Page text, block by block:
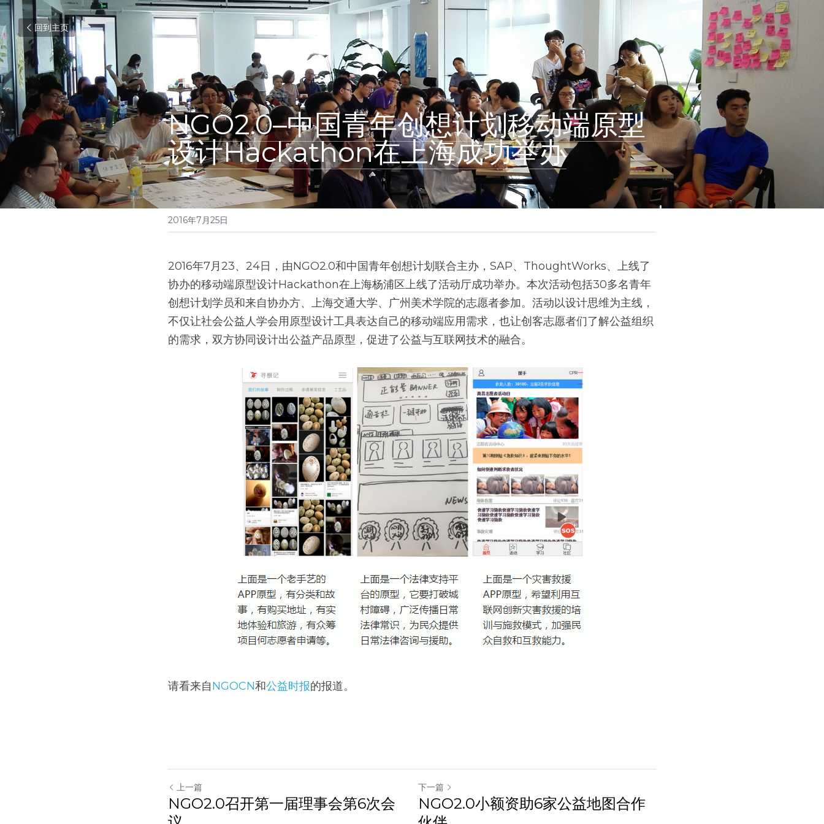
回到主页
NGO2.0–中国青年创想计划移动端原型
设计Hackathon在上海成功举办
2016年7月25日
2016年7月23、24日，由NGO2.0和中国青年创想计划联合主办，SAP、ThoughtWorks、上线了
协办的移动端原型设计Hackathon在上海杨浦区上线了活动厅成功举办。本次活动包括30多名青年
创想计划学员和来自协办方、上海交通大学、广州美术学院的志愿者参加。活动以设计思维为主线，
不仅让社会公益人学会用原型设计工具表达自己的移动端应用需求，也让创客志愿者们了解公益组织
的需求，双方协同设计出公益产品原型，促进了公益与互联网技术的融合。
请看来自NGOCN和公益时报的报道。
上一篇
NGO2.0召开第一届理事会第6次会
下一篇
NGO2.0小额资助6家公益地图合作